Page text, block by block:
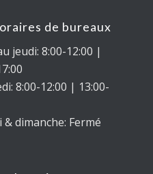
de bureaux
jeudi: 8:00-12:00 |
8:00-12:00 | 13:00-
& dimanche: Fermé